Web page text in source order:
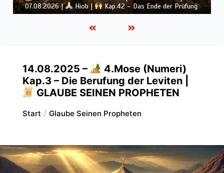
Gottes unübertreffliche Macht
14.08.2025 –
4.Mose (Numeri)
Kap.3 – Die Berufung der Leviten |
GLAUBE SEINEN PROPHETEN
Start Glaube Seinen Propheten